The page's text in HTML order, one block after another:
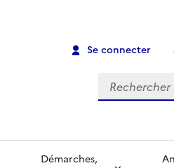
Se connecter
Recherche
Démarches,